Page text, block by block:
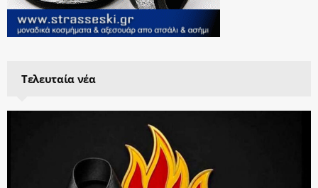
Τελευταία νέα